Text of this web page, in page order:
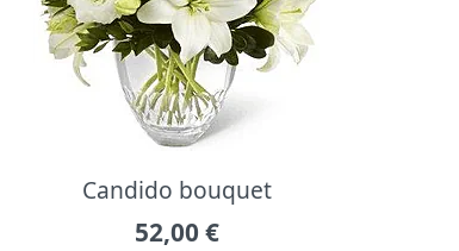
Candido bouquet
52,00 €